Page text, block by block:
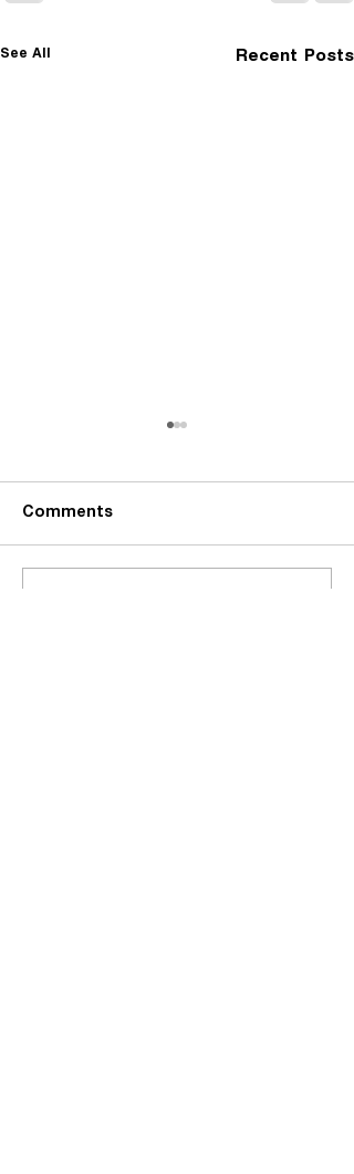
Recent Posts
See All
Comments